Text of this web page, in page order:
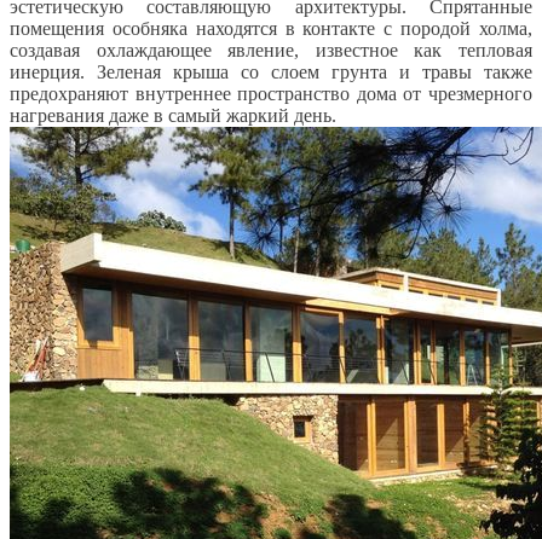
эстетическую составляющую архитектуры. Спрятанные
помещения особняка находятся в контакте с породой холма,
создавая охлаждающее явление, известное как тепловая
инерция. Зеленая крыша со слоем грунта и травы также
предохраняют внутреннее пространство дома от чрезмерного
нагревания даже в самый жаркий день.